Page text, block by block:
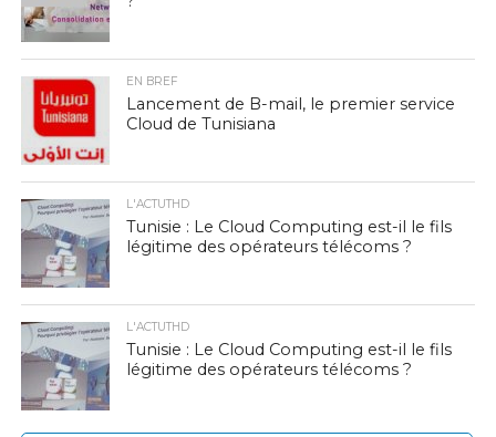
EN BREF
Lancement de B-mail, le premier service
Cloud de Tunisiana
L'ACTUTHD
Tunisie : Le Cloud Computing est-il le fils
légitime des opérateurs télécoms ?
L'ACTUTHD
Tunisie : Le Cloud Computing est-il le fils
légitime des opérateurs télécoms ?